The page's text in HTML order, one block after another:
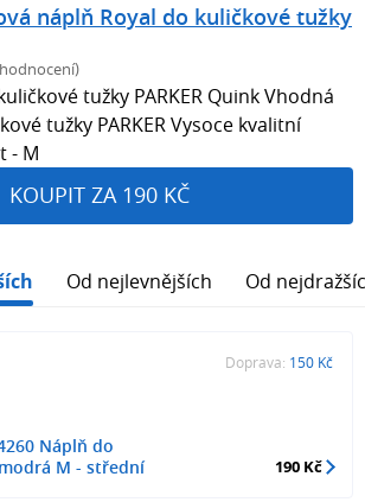
náplň Royal do kuličkové tužky
tužky PARKER Quink Vhodná
tužky PARKER Vysoce kvalitní
- M
KOUPIT ZA 190 KČ
Od nejlevnějších Od
Náplň do
M - střední
Doprava: 150 Kč
190 Kč